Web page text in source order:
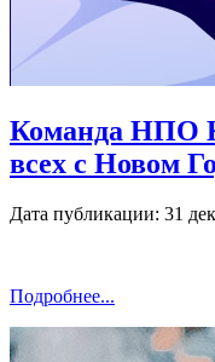
Команда НПО
всех с Новом
Дата публикации: 31
Подробнее...